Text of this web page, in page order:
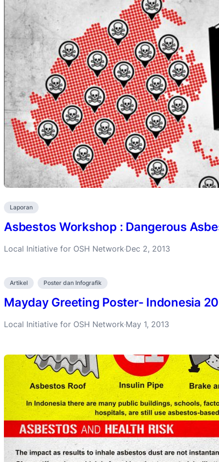
Laporan
Asbestos Workshop : Dangerous
Local Initiative for OSH Network·Dec 2, 2013
Artikel Poster dan Infografik
Mayday Greeting Poster- Indonesia
Local Initiative for OSH Network·May 1, 2013